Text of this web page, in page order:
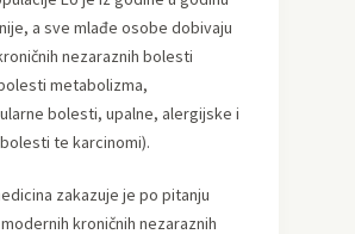
a sve mlađe osobe dobivaju
nezaraznih bolesti
metabolizma,
bolesti, upalne, alergijske i
te karcinomi).
zakazuje je po pitanju
kroničnih nezaraznih